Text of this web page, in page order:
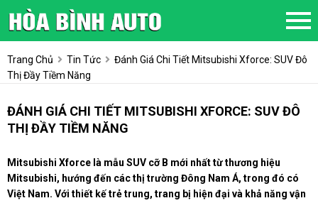
Trang Chủ Tin Tức
Đánh Giá Chi Tiết Mitsubishi Xforce: SUV Đô
Thị Đầy Tiềm Năng
ĐÁNH GIÁ CHI TIẾT MITSUBISHI XFORCE: SUV ĐÔ
THỊ ĐẦY TIỀM NĂNG
Mitsubishi Xforce là mẫu SUV cỡ B mới nhất từ thương hiệu
Mitsubishi, hướng đến các thị trường Đông Nam Á, trong đó có
Việt Nam. Với thiết kế trẻ trung, trang bị hiện đại và khả năng vận